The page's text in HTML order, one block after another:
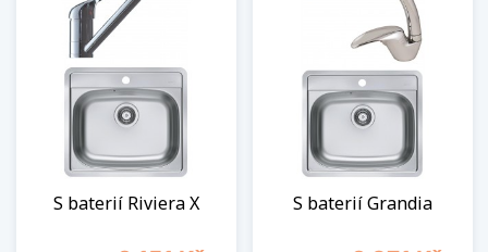
S baterií Riviera X S baterií Grandia